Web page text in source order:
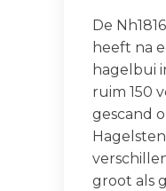
De
heeft na
hagelbui
ruim 150
gescand
groot als